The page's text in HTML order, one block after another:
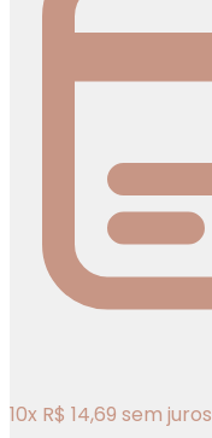
10x R$ 14,69 sem juros